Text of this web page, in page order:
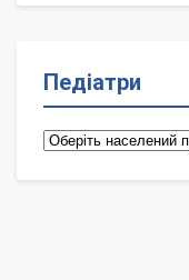
Педіатри
Педіатри